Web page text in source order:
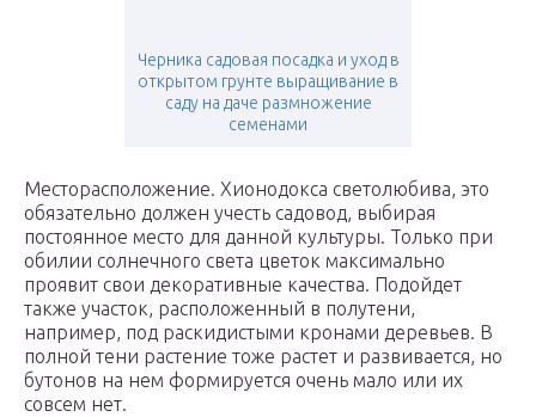
Черника садовая посадка и уход в
открытом грунте выращивание в
саду на даче размножение
семенами
Месторасположение. Хионодокса светолюбива, это
обязательно должен учесть садовод, выбирая
постоянное место для данной культуры. Только при
обилии солнечного света цветок максимально
проявит свои декоративные качества. Подойдет
также участок, расположенный в полутени,
например, под раскидистыми кронами деревьев. В
полной тени растение тоже растет и развивается, но
бутонов на нем формируется очень мало или их
совсем нет.